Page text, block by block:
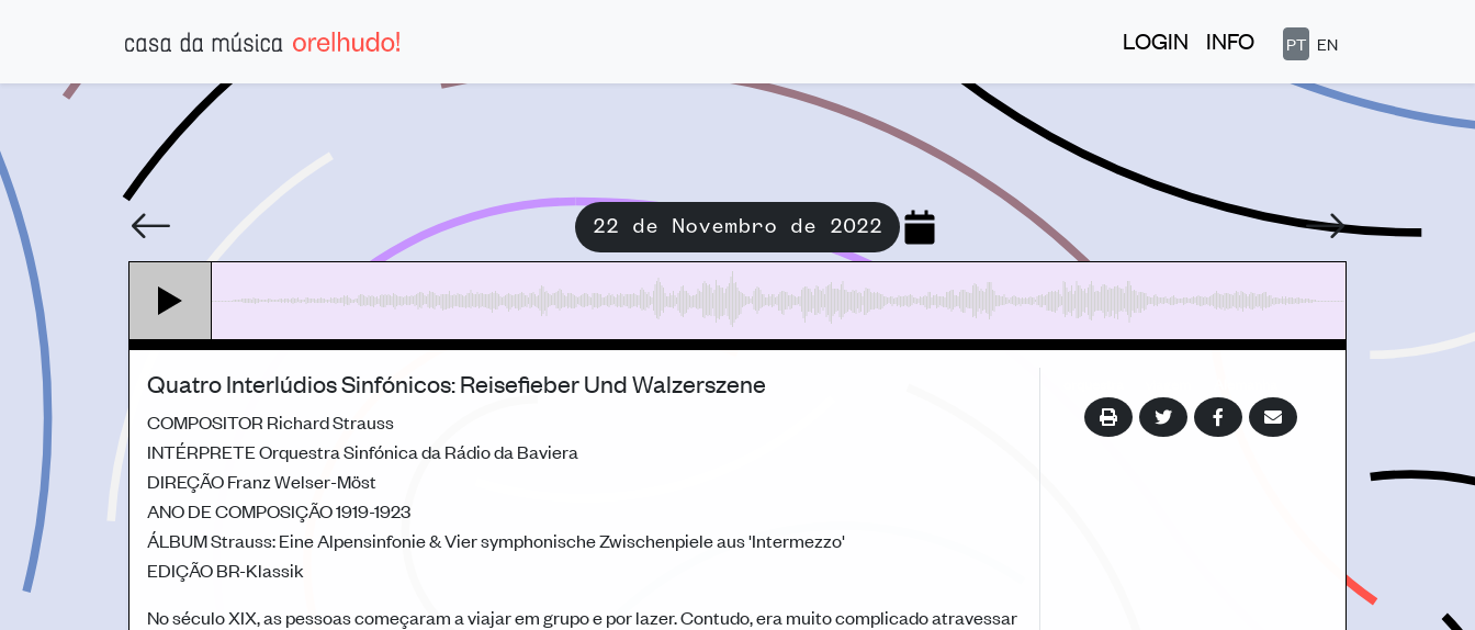
LOGIN INFO PT EN
22 de Novembro de 2022
Quatro Interlúdios Sinfónicos: Reisefieber Und Walzerszene
COMPOSITOR Richard Strauss
INTÉRPRETEOrquestra Sinfónica da Rádio da Baviera
DIREÇÃOFranz Welser-Möst
ANO DE COMPOSIÇÃO1919-1923
ÁLBUMStrauss: Eine Alpensinfonie & Vier symphonische Zwischenpiele aus 'Intermezzo'
EDIÇÃOBR-Klassik
No século XIX, as pessoas começaram a viajar em grupo e por lazer. Contudo, era muito complicado atravessar